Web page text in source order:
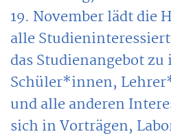
19. November lädt die
alle
das Studienangebot
Schüler*innen,
und alle anderen
sich in Vorträgen,